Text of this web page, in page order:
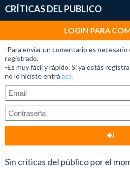
CRÍTICAS DEL PUBLICO
LOGIN PARA
-Para enviar un comentario es necesario
registrado.
-Es muy fácil y rápido. Si ya estás
no lo hiciste entrá acá.
Sin críticas del público por el